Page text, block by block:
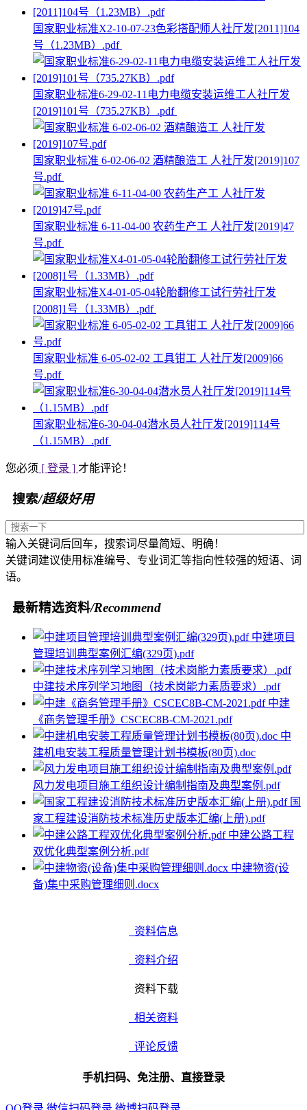
国家职业标准X2-10-07-23色彩搭配师人社厅发[2011]104
号（1.23MB）.pdf
国家职业标准6-29-02-11电力电缆安装运维工人社厅发
[2019]101号（735.27KB）.pdf
国家职业标准 6-02-06-02 酒精酿造工 人社厅发[2019]107
号.pdf
国家职业标准 6-11-04-00 农药生产工 人社厅发[2019]47
号.pdf
国家职业标准X4-01-05-04轮胎翻修工试行劳社厅发
[2008]1号（1.33MB）.pdf
国家职业标准 6-05-02-02 工具钳工 人社厅发[2009]66
号.pdf
国家职业标准6-30-04-04潜水员人社厅发[2019]114号
（1.15MB）.pdf
您必须 [ 登录 ] 才能评论！
搜索/超级好用
输入关键词后回车，搜索词尽量简短、明确！
关键词建议使用标准编号、专业词汇等指向性较强的短语、词
语。
最新精选资料/Recommend
中建项目
管理培训典型案例汇编(329页).pdf
中建技术序列学习地图（技术岗能力素质要求）.pdf
中建
《商务管理手册》CSCEC8B-CM-2021.pdf
中
建机电安装工程质量管理计划书模板(80页).doc
风力发电项目施工组织设计编制指南及典型案例.pdf
国
家工程建设消防技术标准历史版本汇编(上册).pdf
中建公路工程
双优化典型案例分析.pdf
中建物资(设
备)集中采购管理细则.docx
资料信息
资料介绍
资料下载
相关资料
评论反馈
手机扫码、免注册、直接登录